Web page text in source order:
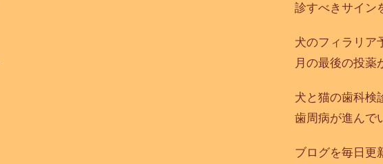
診すべきサイン
犬のフィラリア
月の最後の投薬
犬と猫の歯科検
歯周病が進んで
ブログを毎日更